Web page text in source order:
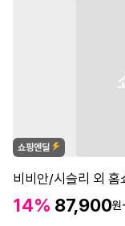
비비안/시슬리 외 홈
14% 87,900원